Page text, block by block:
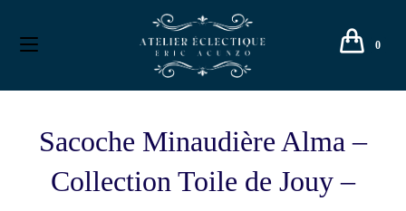
0
Sacoche Minaudière Alma –
Collection Toile de Jouy –